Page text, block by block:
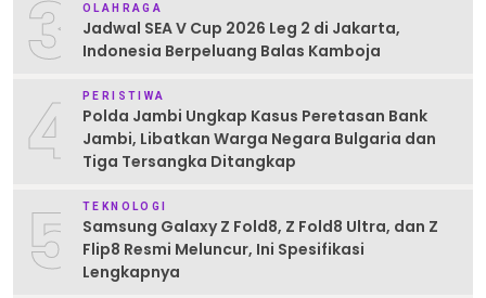
3 OLAHRAGA
Jadwal SEA V Cup 2026 Leg 2 di Jakarta,
Indonesia Berpeluang Balas Kamboja
4 PERISTIWA
Polda Jambi Ungkap Kasus Peretasan Bank
Jambi, Libatkan Warga Negara Bulgaria dan
Tiga Tersangka Ditangkap
5 TEKNOLOGI
Samsung Galaxy Z Fold8, Z Fold8 Ultra, dan Z
Flip8 Resmi Meluncur, Ini Spesifikasi
Lengkapnya